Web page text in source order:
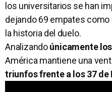
los universitarios se han
dejando 69 empates
la historia del duelo.
Analizandoúnicamente
América mantiene una
triunfos frente a los 37 de